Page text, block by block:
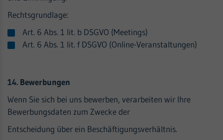
Rechtsgrundlage:
Art. 6 Abs. 1 lit. b DSGVO (Meetings)
Art. 6 Abs. 1 lit. f DSGVO (Online-Veranstaltungen)
14. Bewerbungen
Wenn Sie sich bei uns bewerben, verarbeiten wir Ihre
Bewerbungsdaten zum Zwecke der
Entscheidung über ein Beschäftigungsverhältnis.